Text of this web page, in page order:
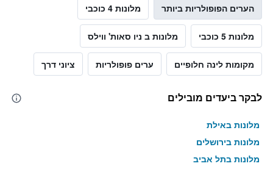
הערים הפופולריות ביותר מלונות 4 כוכבי
מלונות 5 כוכבי מלונות ב ניו סאות' ווילס
מקומות לינה חלופיים ערים פופולריות ציוני דרך
לבקר ביעדים מובילים
מלונות באילת
מלונות בירושלים
מלונות בתל אביב